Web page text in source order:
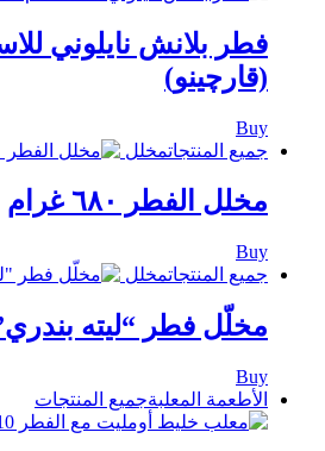
فطر بلانش نايلوني
(قارچينو)
Buy
جميع المنتجاتمخلل
مخلل الفطر ٦٨٠ غرام
Buy
جميع المنتجاتمخلل
مخلّل فطر “ليته بندري” ٤٥٠
Buy
الأطعمة المعلبةجميع المنتجات